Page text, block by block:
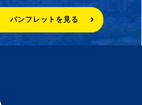
パンフレットを見る